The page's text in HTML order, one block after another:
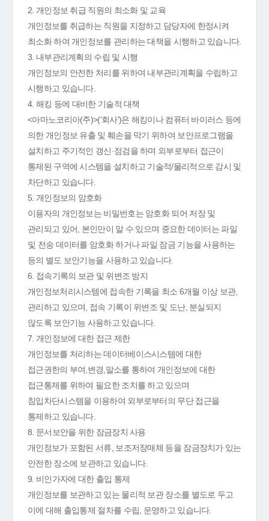
2. 개인정보 취급 직원의 최소화 및 교육
개인정보를 취급하는 직원을 지정하고 담당자에 한정시켜
최소화 하여 개인정보를 관리하는 대책을 시행하고 있습니다.
3. 내부관리계획의 수립 및 시행
개인정보의 안전한 처리를 위하여 내부관리계획을 수립하고
시행하고 있습니다.
4. 해킹 등에 대비한 기술적 대책
<아마노코리아(주)>('회사')은 해킹이나 컴퓨터 바이러스 등에
의한 개인정보 유출 및 훼손을 막기 위하여 보안프로그램을
설치하고 주기적인 갱신·점검을 하며 외부로부터 접근이
통제된 구역에 시스템을 설치하고 기술적/물리적으로 감시 및
차단하고 있습니다.
5. 개인정보의 암호화
이용자의 개인정보는 비밀번호는 암호화 되어 저장 및
관리되고 있어, 본인만이 알 수 있으며 중요한 데이터는 파일
및 전송 데이터를 암호화 하거나 파일 잠금 기능을 사용하는
등의 별도 보안기능을 사용하고 있습니다.
6. 접속기록의 보관 및 위변조 방지
개인정보처리시스템에 접속한 기록을 최소 6개월 이상 보관,
관리하고 있으며, 접속 기록이 위변조 및 도난, 분실되지
않도록 보안기능 사용하고 있습니다.
7. 개인정보에 대한 접근 제한
개인정보를 처리하는 데이터베이스시스템에 대한
접근권한의 부여,변경,말소를 통하여 개인정보에 대한
접근통제를 위하여 필요한 조치를 하고 있으며
침입차단시스템을 이용하여 외부로부터의 무단 접근을
통제하고 있습니다.
8. 문서보안을 위한 잠금장치 사용
개인정보가 포함된 서류, 보조저장매체 등을 잠금장치가 있는
안전한 장소에 보관하고 있습니다.
9. 비인가자에 대한 출입 통제
개인정보를 보관하고 있는 물리적 보관 장소를 별도로 두고
이에 대해 출입통제 절차를 수립, 운영하고 있습니다.